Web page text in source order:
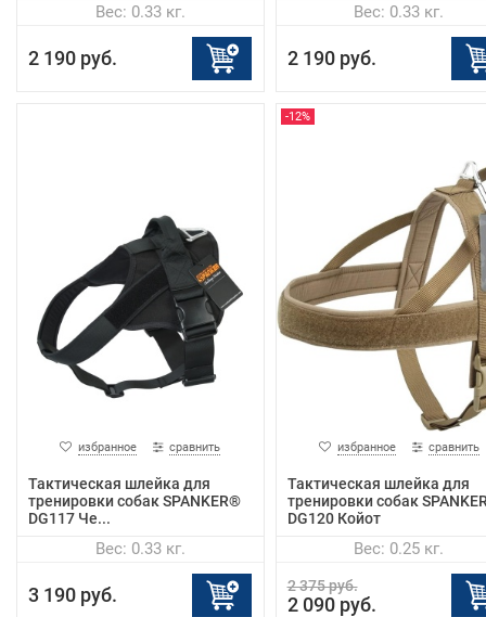
Вес: 0.33 кг.
2 190 руб.
Вес: 0.33 кг.
2 190 руб.
избранное сравнить
Тактическая шлейка для
тренировки собак SPANKER®
DG117 Че...
Вес: 0.33 кг.
3 190 руб.
-12%
избранное сравнить
Тактическая шлейка для
тренировки собак
DG120 Койот
Вес: 0.25 кг.
2 375 руб.
2 090 руб.